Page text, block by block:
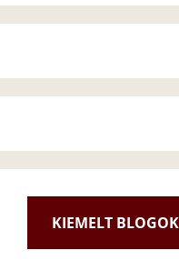
KIEMELT BLOGOK